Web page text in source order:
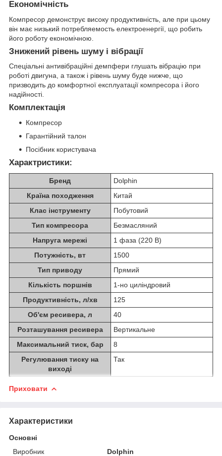
Економічність
Компресор демонструє високу продуктивність, але при цьому
він має низький потребляемость електроенергії, що робить
його роботу економічною.
Знижений рівень шуму і вібрації
Спеціальні антивібраційні демпфери глушать вібрацію при
роботі двигуна, а також і рівень шуму буде нижче, що
призводить до комфортної експлуатації компресора і його
надійності.
Комплектація
Компресор
Гарантійний талон
Посібник користувача
Характристики:
Бренд
Dolphin
Країна походження
Китай
Клас інструменту
Побутовий
Тип компресора
Безмасляний
Напруга мережі
1 фаза (220 В)
Потужність, вт
1500
Тип приводу
Прямий
Кількість поршнів
1-но циліндровий
Продуктивність, л/хв
125
Об'єм ресивера, л
40
Розташування ресивера
Вертикальне
Максимальний тиск, бар
8
Регулювання тиску на
виході
Так
Приховати
Характеристики
Основні
Виробник
Dolphin